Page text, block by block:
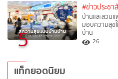
5
#ข่าวประช
บ้านและสวน
มอบความสุข
บ้าน
26
แท็กยอดนิยม